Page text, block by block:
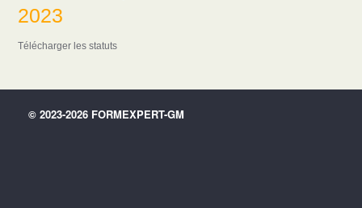
2023
Télécharger les statuts
© 2023-2026 FORMEXPERT-GM